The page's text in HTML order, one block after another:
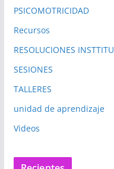
PSICOMOTRICIDAD
Recursos
RESOLUCIONES
SESIONES
TALLERES
unidad de aprendizaje
Videos